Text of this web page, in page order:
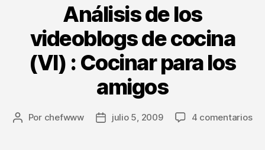
Análisis de los
videoblogs de cocina
(VI) : Cocinar para los
amigos
Autor
Por chefwww
Fechajulio 5, 2009 4 comentariosen